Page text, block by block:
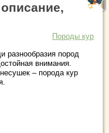
Породы кур
разнообразия пород
внимания.
– порода кур